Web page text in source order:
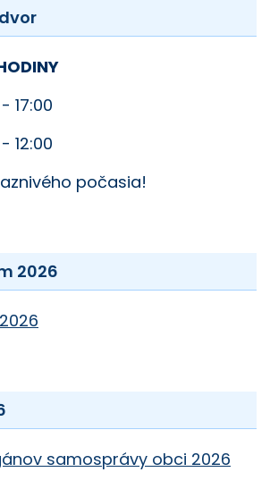
17:00
12:00
počasia!
2026
samosprávy obci 2026